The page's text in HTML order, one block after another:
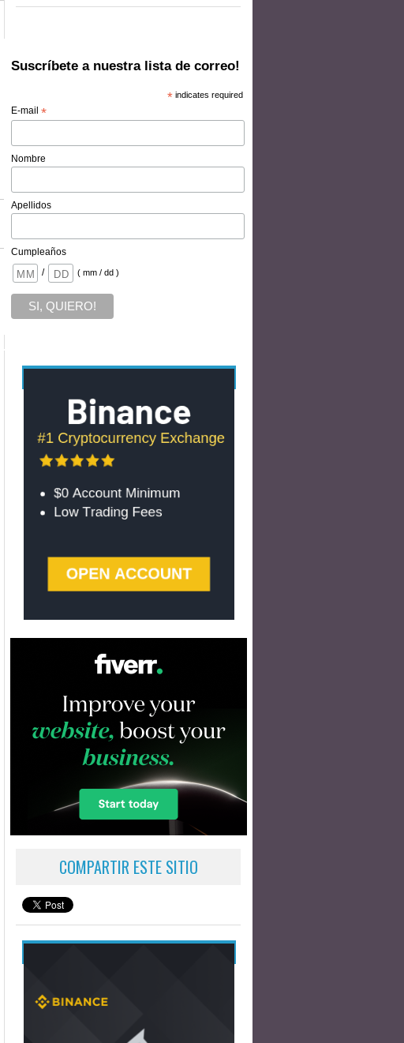
Suscríbete a nuestra lista de correo!
*indicates required
E-mail*
Nombre
Apellidos
Cumpleaños
/
( mm / dd )
COMPARTIR ESTE SITIO